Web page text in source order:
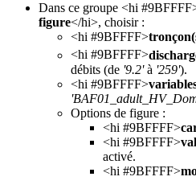
Dans ce groupe <hi
figure</hi>, choisir :
<hi #9BFFFF>
<hi #9BFFFF>
débits (de '9.2'à '259').
<hi #9BFFFF>
Options de figure :
<hi #9BFFFF>
<hi #9BFFFF>
activé.
<hi #9BFFFF>